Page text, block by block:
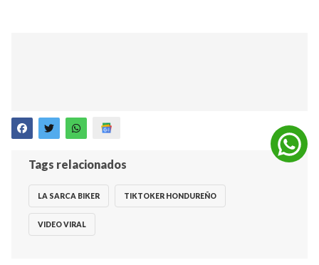
Tags relacionados
LA SARCA BIKER TIKTOKER HONDUREÑO
VIDEO VIRAL